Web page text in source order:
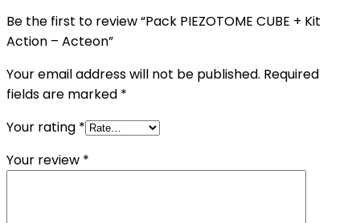
Be the first to review “Pack PIEZOTOME CUBE + Kit
Action – Acteon”
Your email address will not be published. Required
fields are marked *
Your rating *
Your review *